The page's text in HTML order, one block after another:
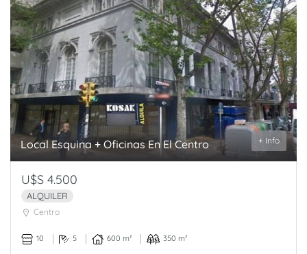
Local Esquina + Oficinas En El Centro + Info
U$S 4.500
ALQUILER
Centro
10 5 600 m² 350 m²